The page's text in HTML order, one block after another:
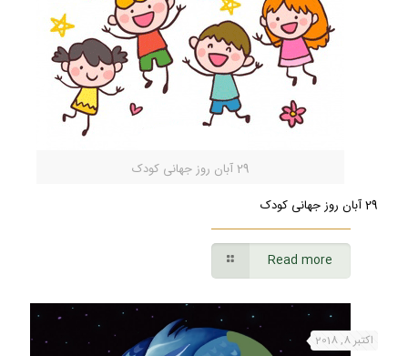
29 آبان روز جهانی کودک
29 آبان روز جهانی کودک
Read more
اکتبر 8, 2018